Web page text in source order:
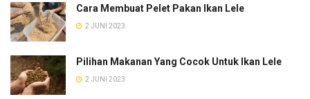
Cara Membuat Pelet Pakan Ikan Lele
2 JUNI 2023
Pilihan Makanan Yang Cocok Untuk Ikan Lele
2 JUNI 2023